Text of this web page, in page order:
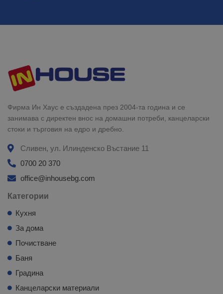
Фирма Ин Хаус е създадена през 2004-та година и се
занимава с директен внос на домашни потреби, канцеларски
стоки и търговия на едро и дребно.
Сливен, ул. Илинденско Въстание 11
0700 20 370
office@inhousebg.com
Категории
Кухня
За дома
Почистване
Баня
Градина
Канцеларски материали